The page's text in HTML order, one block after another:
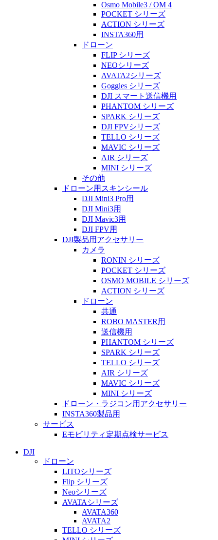
Osmo Mobile3 / OM 4
POCKET シリーズ
ACTION シリーズ
INSTA360用
ドローン
FLIP シリーズ
NEOシリーズ
AVATA2シリーズ
Goggles シリーズ
DJI スマート送信機用
PHANTOM シリーズ
SPARK シリーズ
DJI FPVシリーズ
TELLO シリーズ
MAVIC シリーズ
AIR シリーズ
MINI シリーズ
その他
ドローン用スキンシール
DJI Mini3 Pro用
DJI Mini3用
DJI Mavic3用
DJI FPV用
DJI製品用アクセサリー
カメラ
RONIN シリーズ
POCKET シリーズ
OSMO MOBILE シリーズ
ACTION シリーズ
ドローン
共通
ROBO MASTER用
送信機用
PHANTOM シリーズ
SPARK シリーズ
TELLO シリーズ
AIR シリーズ
MAVIC シリーズ
MINI シリーズ
ドローン・ラジコン用アクセサリー
INSTA360製品用
サービス
Eモビリティ定期点検サービス
DJI
ドローン
LITOシリーズ
Flip シリーズ
Neoシリーズ
AVATAシリーズ
AVATA360
AVATA2
TELLO シリーズ